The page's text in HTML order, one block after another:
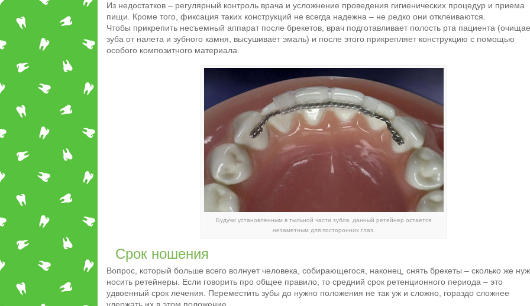
Из недостатков – регулярный контроль врача и усложнение проведения гигиенических процедур и приема
пищи. Кроме того, фиксация таких конструкций не всегда надежна – не редко они отклеиваются.
Чтобы прикрепить несъемный аппарат после брекетов, врач подготавливает полость рта пациента
зуба от налета и зубного камня, высушивает эмаль) и после этого прикрепляет конструкцию с помощью
особого композитного материала.
Будучи установленным в тыльной части зубов, данный ретейнер остается
незаметным для посторонних глаз.
Срок ношения
Вопрос, который больше всего волнует человека, собирающегося, наконец, снять брекеты – сколько же
носить ретейнеры. Если говорить про общее правило, то средний срок ретенционного периода – это
удвоенный срок лечения. Переместить зубы до нужно положения не так уж и сложно, гораздо сложнее